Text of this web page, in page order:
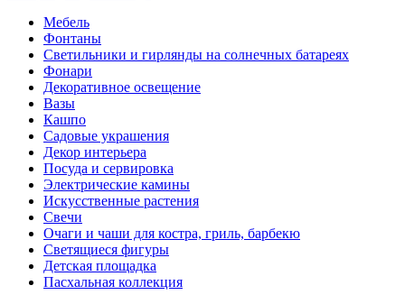
Мебель
Фонтаны
Светильники и гирлянды на солнечных батареях
Фонари
Декоративное освещение
Вазы
Кашпо
Садовые украшения
Декор интерьера
Посуда и сервировка
Электрические камины
Искусственные растения
Свечи
Очаги и чаши для костра, гриль, барбекю
Светящиеся фигуры
Детская площадка
Пасхальная коллекция